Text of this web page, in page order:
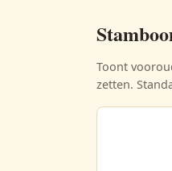
Toont
zetten.